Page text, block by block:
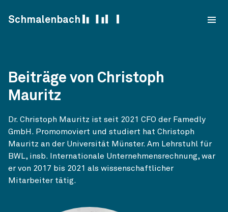
Schmalenbach
Beiträge von Christoph
Mauritz
Dr. Christoph Mauritz ist seit 2021 CFO der Famedly
GmbH. Promomoviert und studiert hat Christoph
Mauritz an der Universität Münster. Am Lehrstuhl für
BWL, insb. Internationale Unternehmensrechnung, war
er von 2017 bis 2021 als wissenschaftlicher
Mitarbeiter tätig.